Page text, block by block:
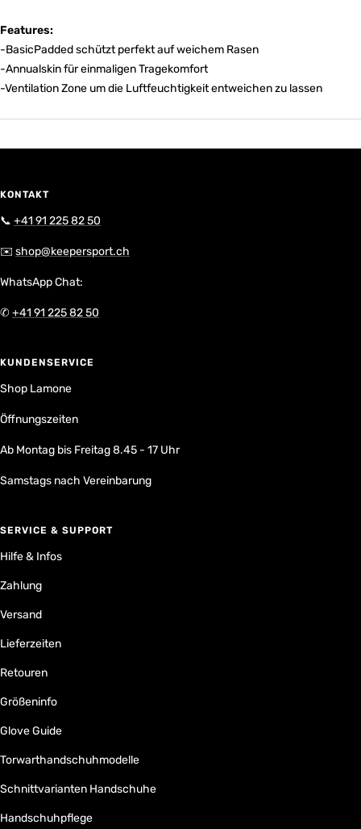
Features:
-BasicPadded schützt perfekt auf weichem Rasen
-Annualskin für einmaligen Tragekomfort
-Ventilation Zone um die Luftfeuchtigkeit entweichen zu lassen
KONTAKT
📞 +41 91 225 82 50
✉️ shop@keepersport.ch
WhatsApp Chat:
✆+41 91 225 82 50
KUNDENSERVICE
Shop Lamone
Öffnungszeiten
Ab Montag bis Freitag 8.45 - 17 Uhr
Samstags nach Vereinbarung
SERVICE & SUPPORT
Hilfe & Infos
Zahlung
Versand
Lieferzeiten
Retouren
Größeninfo
Glove Guide
Torwarthandschuhmodelle
Schnittvarianten Handschuhe
Handschuhpflege